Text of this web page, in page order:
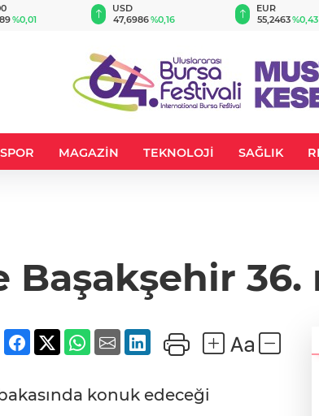
%0,01
USD
47,6986%0,16
EUR
55,2463%0,43
SPOR MAGAZİN TEKNOLOJİ SAĞLIK
Başakşehir
konuk edeceği